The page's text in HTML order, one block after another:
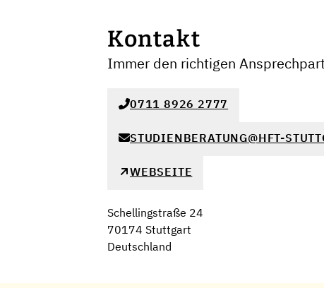
Kontakt
Immer den richtigen
0711 8926 2777
STUDIENBERATUNG@HFT-
WEBSEITE
Schellingstraße 24
70174 Stuttgart
Deutschland